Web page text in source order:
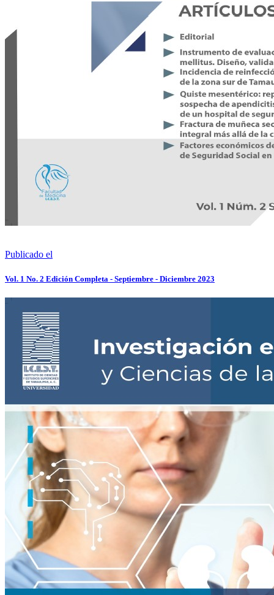
Publicado el
Vol. 1 No. 2 Edición Completa - Septiembre - Diciembre 2023